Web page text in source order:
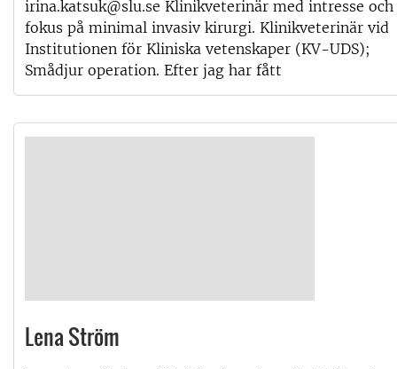
irina.katsuk@slu.se Klinikveterinär med intresse och
fokus på minimal invasiv kirurgi. Klinikveterinär vid
Institutionen för Kliniska vetenskaper (KV-UDS);
Smådjur operation. Efter jag har fått
Lena Ström